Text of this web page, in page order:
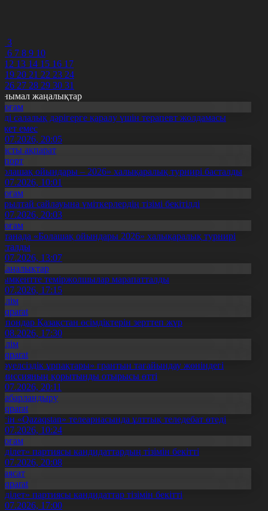
3
6 7 8 9 10
12 13 14 15 16 17
19 20 21 22 23 24
26 27 28 29 30 31
жаңалықтар
салалық дәрігерге қаралу үшін терапевт жолдамасы
емес
20:05
ақпарат
ойындары – 2026» халықаралық турнирі басталды
10:01
сайлауына үміткерлердің тізімі бекітілді
20:03
«Болашақ ойындары 2026» халықаралық турнирі
13:07
теміржолшылар марапатталды
17:15
Қазақстан өсімдіктерін зерттеп жүр
17:30
ұрпақтары» грантын тағайындау жөніндегі
қорытынды отырысы өтті
20:11
«Qazaqstan» телеарнасында ұлттық теледебат өтеді
10:24
партиясы кандидаттардың тізімін бекітті
20:08
партиясы кандидаттар тізімін бекітті
17:00